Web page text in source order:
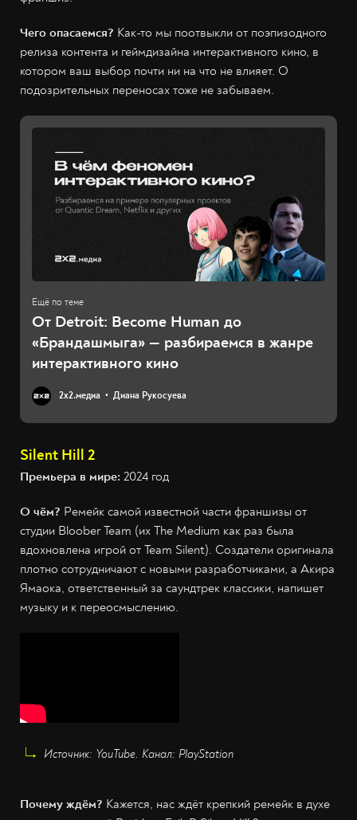
Чего опасаемся? Как-то мы поотвыкли от поэпизодного
релиза контента и геймдизайна интерактивного кино, в
котором ваш выбор почти ни на что не влияет. О
подозрительных переносах тоже не забываем.
От Detroit: Become Human до
«Брандашмыга» — разбираемся в жанре
интерактивного кино
2х2.медиа Диана Рукосуева
Silent Hill 2
Премьера в мире: 2024 год
О чём? Ремейк самой известной части франшизы от
студии Bloober Team (их The Medium как раз была
вдохновлена игрой от Team Silent). Создатели оригинала
плотно сотрудничают с новыми разработчиками, а Акира
Ямаока, ответственный за саундтрек классики, напишет
музыку и к переосмыслению.
Источник: YouTube. Канал: PlayStation
Почему ждём? Кажется, нас ждёт крепкий ремейк в духе